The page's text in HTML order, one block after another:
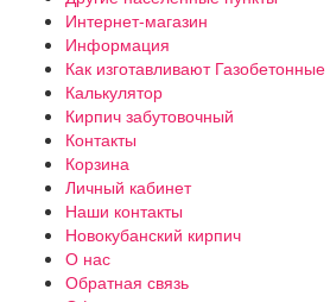
Интернет-магазин
Информация
Как изготавливают Газобетонные
Калькулятор
Кирпич забутовочный
Контакты
Корзина
Личный кабинет
Наши контакты
Новокубанский кирпич
О нас
Обратная связь